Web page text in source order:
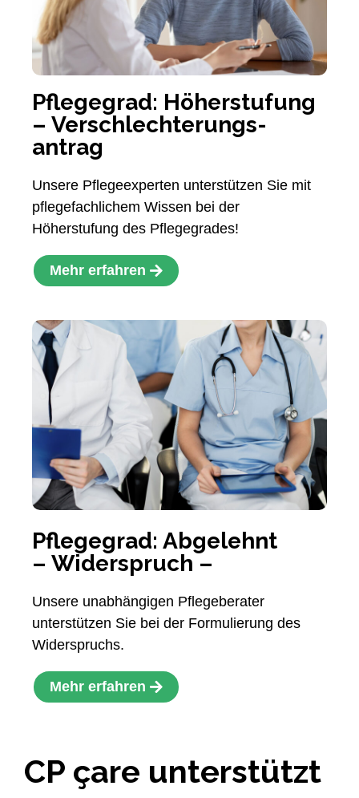
Pflegegrad: Höherstufung
– Verschlechterungs-
antrag
Unsere Pflegeexperten unterstützen Sie mit
pflegefachlichem Wissen bei der
Höherstufung des Pflegegrades!
Mehr erfahren
Pflegegrad: Abgelehnt
– Widerspruch –
Unsere unabhängigen Pflegeberater
unterstützen Sie bei der Formulierung des
Widerspruchs.
Mehr erfahren
CP çare unterstützt